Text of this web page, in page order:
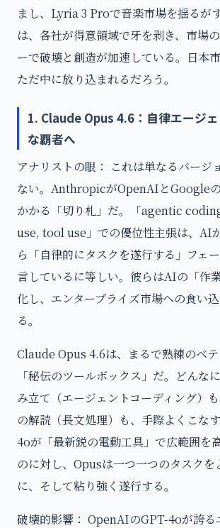
まし、Lyria 3 Proで音楽市場を揺るが
は、各社が得意領域で牙を剥き、市場
ーで破壊と創造が加速している。日本
ただ中に放り込まれるだろう。
1. Claude Opus 4.6：自律エージ
な覇者へ
アナリストの眼： これは単なるバージ
ない。AnthropicがOpenAIとGoogle
かかる「切り札」だ。「agentic
use, tool use」での優位性主張は、AI
ら「自律的にタスクを遂行する」フェ
言しているに等しい。彼らはAIの「作
化し、エンタープライズ市場への食い
る。
Claude Opus 4.6は、まるで熟練のベ
「秘伝のツールボックス」だ。どんな
み立て（エージェントコーディング）
の解読（長文処理）も、手際よくこな
4oが「最新鋭の電動工具」で広範囲を
のに対し、Opusは一つ一つのタスクを
に、そして粘り強く遂行する。
破壊的影響： OpenAIのGPT-4oが誇る